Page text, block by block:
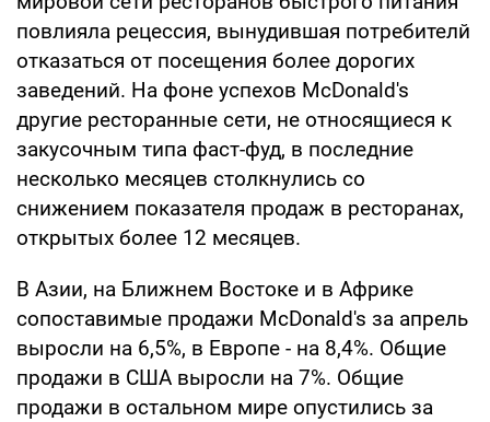
повлияла рецессия, вынудившая потребителй
отказаться от посещения более дорогих
заведений. На фоне успехов McDonald's
другие ресторанные сети, не относящиеся к
закусочным типа фаст-фуд, в последние
несколько месяцев столкнулись со
снижением показателя продаж в ресторанах,
открытых более 12 месяцев.
В Азии, на Ближнем Востоке и в Африке
сопоставимые продажи McDonald's за апрель
выросли на 6,5%, в Европе - на 8,4%. Общие
продажи в США выросли на 7%. Общие
продажи в остальном мире опустились за